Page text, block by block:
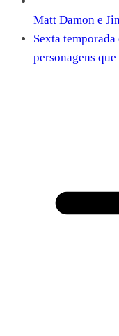
Matt Damon e
Sexta
personagens